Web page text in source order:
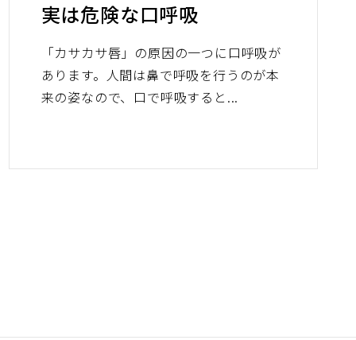
実は危険な口呼吸
「カサカサ唇」の原因の一つに口呼吸が
あります。人間は鼻で呼吸を行うのが本
来の姿なので、口で呼吸すると...